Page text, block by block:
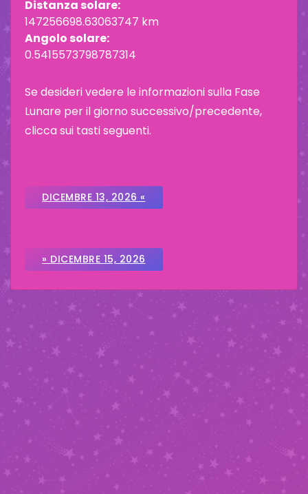
Distanza solare:
147256698.63063747 km
Angolo solare:
0.5415573798787314
Se desideri vedere le informazioni sulla Fase
Lunare per il giorno successivo/precedente,
clicca sui tasti seguenti.
DICEMBRE 13, 2026 «
» DICEMBRE 15, 2026